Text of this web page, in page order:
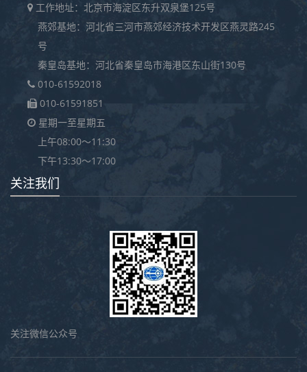
工作地址：北京市海淀区东升双泉堡125号
燕郊基地：河北省三河市燕郊经济技术开发区燕灵路245
号
秦皇岛基地：河北省秦皇岛市海港区东山街130号
010-61592018
010-61591851
星期一至星期五
上午08:00～11:30
下午13:30～17:00
关注我们
关注微信公众号